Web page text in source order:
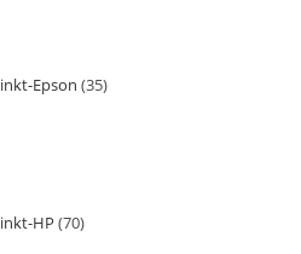
inkt-Epson 35
inkt-HP 70